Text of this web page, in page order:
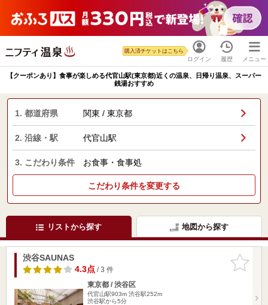
ログイン
購入済チケットはこちら
履歴 メニュー
【クーポンあり】食事が楽しめる代官山駅(東京都)近くの温泉、日帰り温泉、スーパー
銭湯おすすめ
1. 都道府県 関東 / 東京都
2. 沿線・駅 代官山駅
3. こだわり条件 お食事・食事処
こだわり条件を変更する
リストから探す 地図から探す
お気に入
りに追加
渋谷SAUNAS
4.3点/ 3 件
東京都 / 渋谷区
代官山駅903m 渋谷駅252m
渋谷駅から5分